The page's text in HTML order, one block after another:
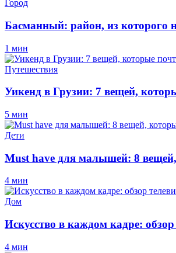
Город
Басманный: район, из которого
1 мин
Путешествия
Уикенд в Грузии: 7 вещей,
5 мин
Дети
Must have для малышей: 8 вещей,
4 мин
Дом
Искусство в каждом кадре:
4 мин